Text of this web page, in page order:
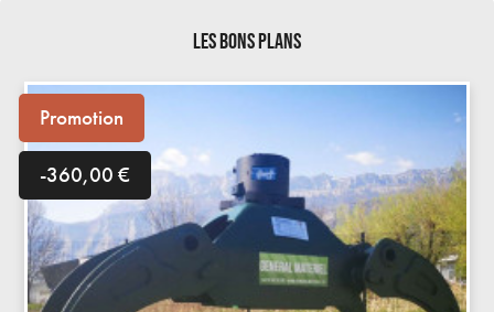
LES BONS PLANS
Promotion
-360,00 €